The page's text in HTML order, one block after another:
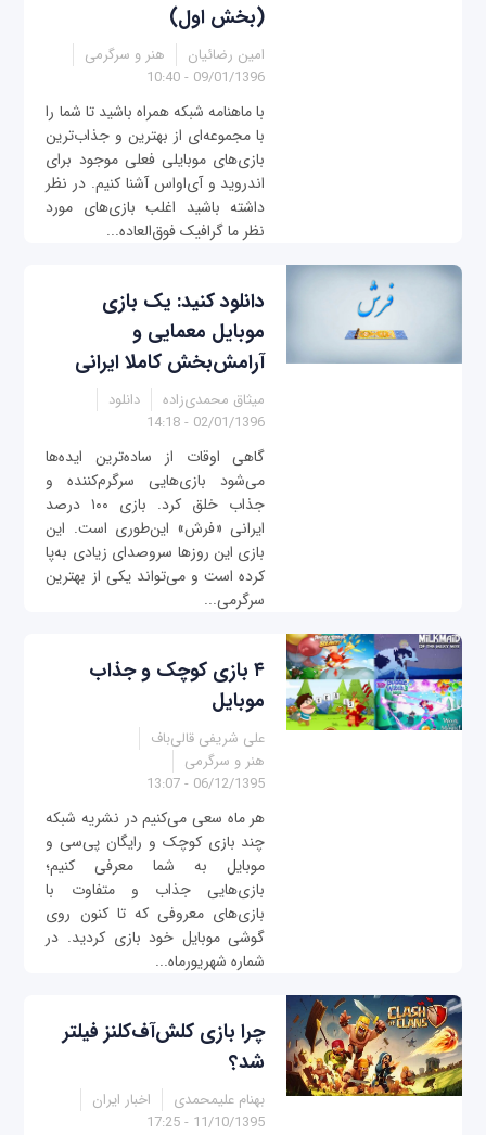
(بخش اول)
امین رضائیان
هنر و سرگرمی
09/01/1396 - 10:40
با ماهنامه شبکه همراه باشید تا شما را
با مجموعه‌ای از بهترین و جذاب‌ترین
بازی‌های موبایلی فعلی موجود برای
اندروید و آی‌او‌اس آشنا کنیم. در نظر
داشته باشید اغلب بازی‌های مورد
نظر ما گرافیک فوق‌العاده‌...
دانلود کنید: یک بازی
موبایل معمایی و
آرامش‌بخش کاملا ایرانی
میثاق محمدی‌زاده
دانلود
02/01/1396 - 14:18
گاهی اوقات از ساده‌ترین ایده‌ها
می‌شود بازی‌هایی سرگرم‌کننده و
جذاب خلق کرد. بازی ۱۰۰ درصد
ایرانی «فرش» این‌طوری است. این
بازی این روزها سروصدای زیادی به‌پا
کرده است و می‌تواند یکی از بهترین
سرگرمی‌...
۴ بازی کوچک و جذاب
موبایل
علی شریفی قالی‌باف
هنر و سرگرمی
06/12/1395 - 13:07
هر ماه سعی می‌کنیم در نشریه شبکه
چند بازی کوچک و رایگان پی‌سی و
موبایل به شما معرفی کنیم؛
بازی‌هایی جذاب و متفاوت با
بازی‌های معروفی که تا کنون روی
گوشی موبایل خود بازی کردید. در
شماره شهریورماه...
چرا بازی کلش‌آف‌کلنز فیلتر
شد؟
بهنام علیمحمدی
اخبار ایران
11/10/1395 - 17:25